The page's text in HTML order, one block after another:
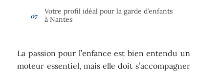
Votre profil idéal pour la garde d’enfants
à Nantes
La passion pour l’enfance est bien entendu un
moteur essentiel, mais elle doit s’accompagner